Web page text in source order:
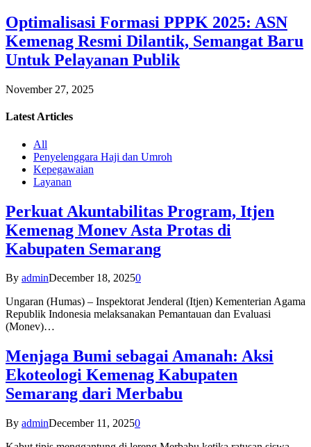
Optimalisasi Formasi PPPK 2025: ASN
Kemenag Resmi Dilantik, Semangat Baru
Untuk Pelayanan Publik
November 27, 2025
Latest Articles
All
Penyelenggara Haji dan Umroh
Kepegawaian
Layanan
Perkuat Akuntabilitas Program, Itjen
Kemenag Monev Asta Protas di
Kabupaten Semarang
By adminDecember 18, 20250
Ungaran (Humas) – Inspektorat Jenderal (Itjen) Kementerian Agama
Republik Indonesia melaksanakan Pemantauan dan Evaluasi
(Monev)…
Menjaga Bumi sebagai Amanah: Aksi
Ekoteologi Kemenag Kabupaten
Semarang dari Merbabu
By adminDecember 11, 20250